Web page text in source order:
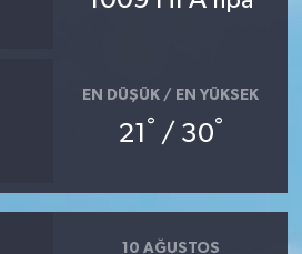
EN DÜŞÜK / EN YÜKSEK
21 ° / 30°
10 AĞUSTOS